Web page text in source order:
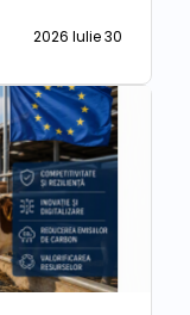
2026 Iulie 30